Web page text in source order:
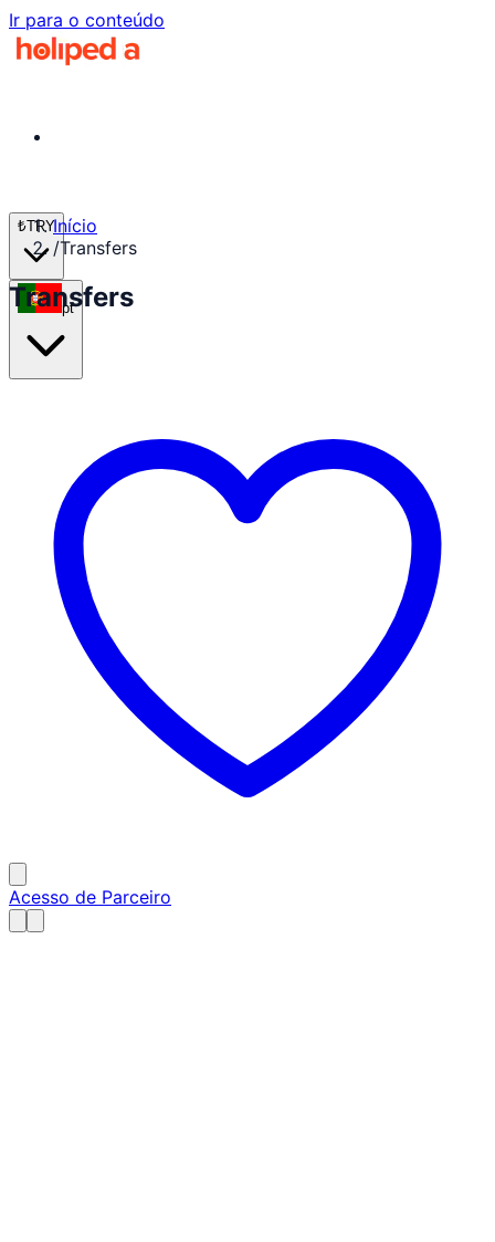
Ir para o conteúdo
₺TRY
pt
Acesso de Parceiro
Início
/Transfers
Transfers